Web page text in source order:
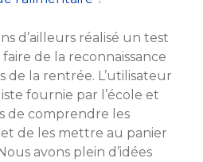
d’ailleurs réalisé un test
de la reconnaissance
de la rentrée. L’utilisateur
fournie par l’école et
de comprendre les
de les mettre au panier
avons plein d’idées